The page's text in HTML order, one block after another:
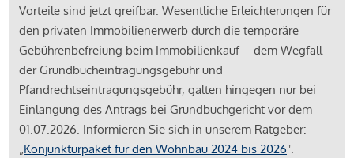
Vorteile sind jetzt greifbar. Wesentliche Erleichterungen für
den privaten Immobilienerwerb durch die temporäre
Gebührenbefreiung beim Immobilienkauf – dem Wegfall
der Grundbucheintragungsgebühr und
Pfandrechtseintragungsgebühr, galten hingegen nur bei
Einlangung des Antrags bei Grundbuchgericht vor dem
01.07.2026. Informieren Sie sich in unserem Ratgeber:
„Konjunkturpaket für den Wohnbau 2024 bis 2026".